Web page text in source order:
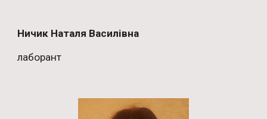
Ничик Наталя Василівна
лаборант